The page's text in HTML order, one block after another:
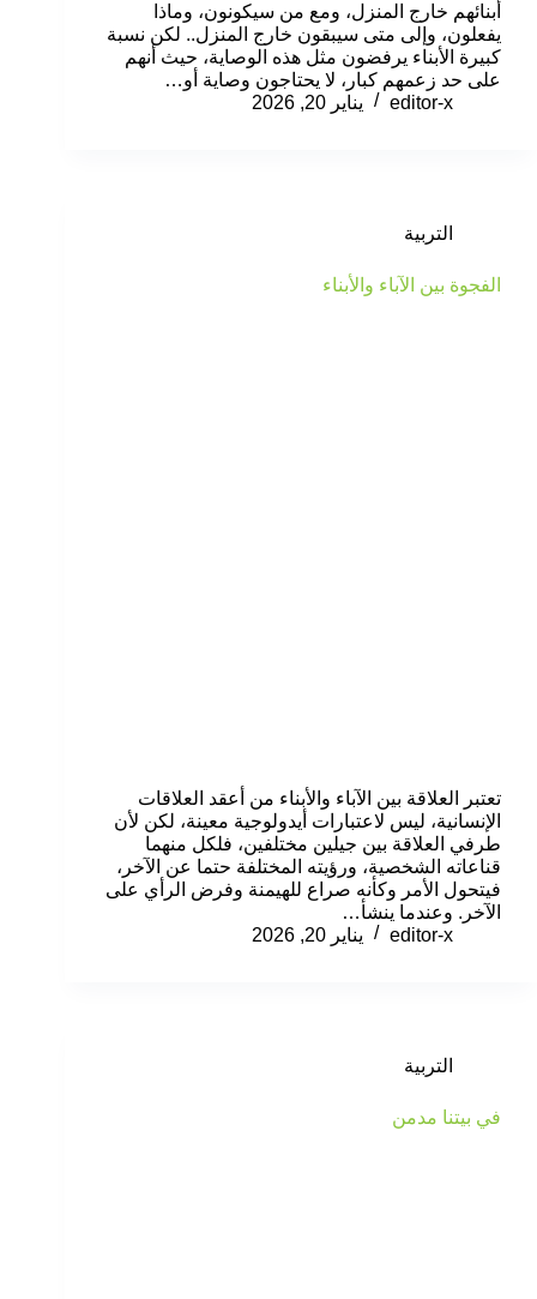
أبنائهم خارج المنزل، ومع من سيكونون، وماذا
يفعلون، وإلى متى سيبقون خارج المنزل.. لكن نسبة
كبيرة الأبناء يرفضون مثل هذه الوصاية، حيث أنهم
على حد زعمهم كبار، لا يحتاجون وصاية أو…
editor-x
يناير 20, 2026
التربية
الفجوة بين الآباء والأبناء
تعتبر العلاقة بين الآباء والأبناء من أعقد العلاقات
الإنسانية، ليس لاعتبارات أيدولوجية معينة، لكن لأن
طرفي العلاقة بين جيلين مختلفين، فلكل منهما
قناعاته الشخصية، ورؤيته المختلفة حتما عن الآخر،
فيتحول الأمر وكأنه صراع للهيمنة وفرض الرأي على
الآخر. وعندما ينشأ…
editor-x
يناير 20, 2026
التربية
في بيتنا مدمن